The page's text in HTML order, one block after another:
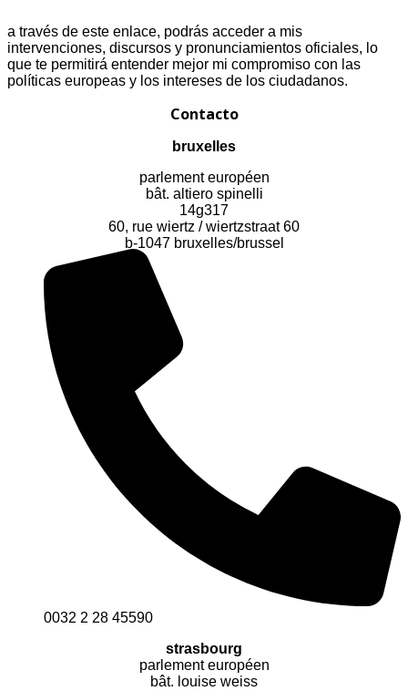
a través de este enlace, podrás acceder a mis
intervenciones, discursos y pronunciamientos oficiales, lo
que te permitirá entender mejor mi compromiso con las
políticas europeas y los intereses de los ciudadanos.
Contacto
bruxelles
parlement européen
bât. altiero spinelli
14g317
60, rue wiertz / wiertzstraat 60
b-1047 bruxelles/brussel
0032 2 28 45590
strasbourg
parlement européen
bât. louise weiss